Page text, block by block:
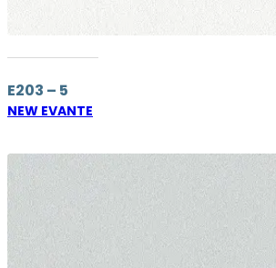
E203 – 5
NEW EVANTE